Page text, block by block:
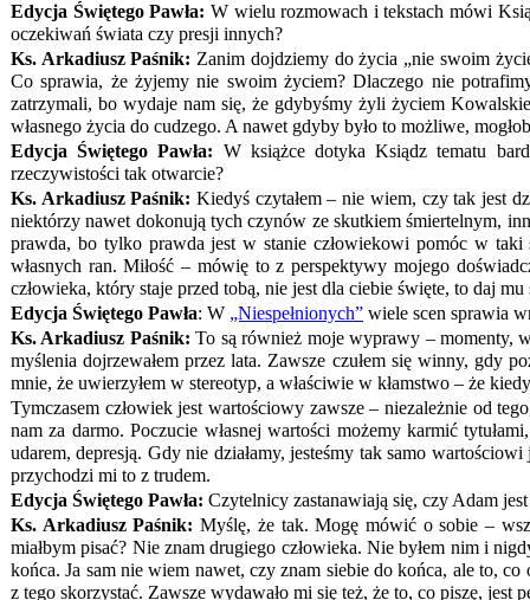
Edycja Świętego Pawła: W wielu rozmowach i tekstach mówi
oczekiwań świata czy presji innych?
Ks. Arkadiusz Paśnik: Zanim dojdziemy do życia „nie swoim
Co sprawia, że żyjemy nie swoim życiem? Dlaczego nie
zatrzymali, bo wydaje nam się, że gdybyśmy żyli życiem
własnego życia do cudzego. A nawet gdyby było to możliwe,
Edycja Świętego Pawła: W książce dotyka Ksiądz tematu
rzeczywistości tak otwarcie?
Ks. Arkadiusz Paśnik: Kiedyś czytałem – nie wiem, czy tak jest
niektórzy nawet dokonują tych czynów ze skutkiem śmiertelnym,
prawda, bo tylko prawda jest w stanie człowiekowi pomóc w
własnych ran. Miłość – mówię to z perspektywy mojego
człowieka, który staje przed tobą, nie jest dla ciebie święte, to daj
Edycja Świętego Pawła: W „Niespełnionych” wiele scen sprawia
Ks. Arkadiusz Paśnik: To są również moje wyprawy – momenty,
myślenia dojrzewałem przez lata. Zawsze czułem się winny, gdy
mnie, że uwierzyłem w stereotyp, a właściwie w kłamstwo – że
Tymczasem człowiek jest wartościowy zawsze – niezależnie od
nam za darmo. Poczucie własnej wartości możemy karmić
udarem, depresją. Gdy nie działamy, jesteśmy tak samo
przychodzi mi to z trudem.
Edycja Świętego Pawła: Czytelnicy zastanawiają się, czy Adam
Ks. Arkadiusz Paśnik: Myślę, że tak. Mogę mówić o sobie –
miałbym pisać? Nie znam drugiego człowieka. Nie byłem nim i
końca. Ja sam nie wiem nawet, czy znam siebie do końca, ale to,
z tego skorzystać. Zawsze wydawało mi się też, że to, co piszę, jest